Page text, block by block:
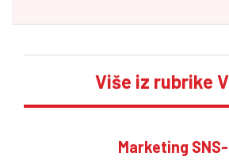
Više iz rubrike
Marketing